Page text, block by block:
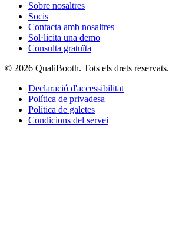
Sobre nosaltres
Socis
Contacta amb nosaltres
Sol·licita una demo
Consulta gratuïta
© 2026 QualiBooth. Tots els drets reservats.
Declaració d'accessibilitat
Política de privadesa
Política de galetes
Condicions del servei